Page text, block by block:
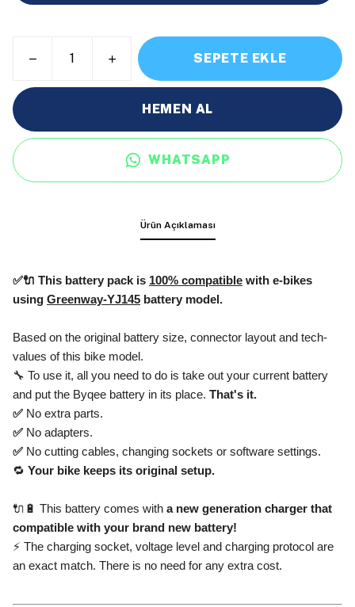
SEPETE EKLE
HEMEN AL
WHATSAPP
Ürün Açıklaması
✅🔌 This battery pack is 100% compatible with e-bikes
using Greenway-YJ145 battery model.
Based on the original battery size, connector layout and tech-
values of this bike model.
🔧 To use it, all you need to do is take out your current battery
and put the Byqee battery in its place. That's it.
✅ No extra parts.
✅ No adapters.
✅ No cutting cables, changing sockets or software settings.
🔁 Your bike keeps its original setup.
🔌🔋 This battery comes with a new generation charger that
compatible with your brand new battery!
⚡ The charging socket, voltage level and charging protocol are
an exact match. There is no need for any extra cost.